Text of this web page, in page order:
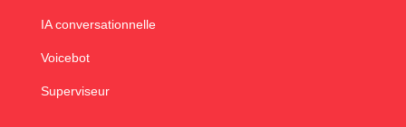
IA conversationnelle
Voicebot
Superviseur